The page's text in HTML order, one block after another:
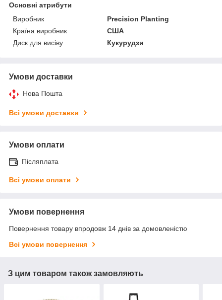
Основні атрибути
Виробник
Precision Planting
Країна виробник
США
Диск для висіву
Кукурудзи
Умови доставки
Нова Пошта
Всі умови доставки
Умови оплати
Післяплата
Всі умови оплати
Умови повернення
Повернення товару впродовж 14 днів за домовленістю
Всі умови повернення
З цим товаром також замовляють